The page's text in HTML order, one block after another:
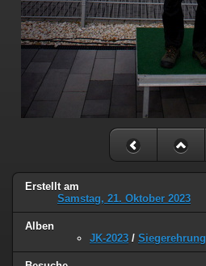
Erstellt am
Samstag, 21. Oktober 2023
Alben
JK-2023 / Siegerehrung